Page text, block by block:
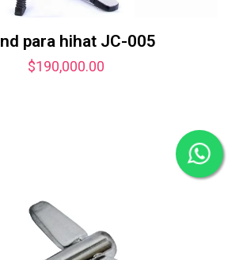
para hihat JC-005
$190,000.00